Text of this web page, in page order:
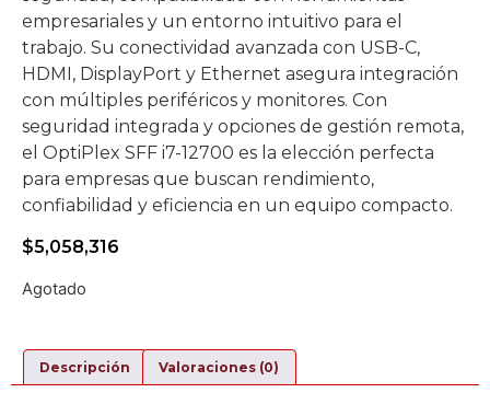
empresariales y un entorno intuitivo para el
trabajo. Su conectividad avanzada con USB-C,
HDMI, DisplayPort y Ethernet asegura integración
con múltiples periféricos y monitores. Con
seguridad integrada y opciones de gestión remota,
el OptiPlex SFF i7-12700 es la elección perfecta
para empresas que buscan rendimiento,
confiabilidad y eficiencia en un equipo compacto.
$5,058,316
Agotado
Descripción Valoraciones (0)